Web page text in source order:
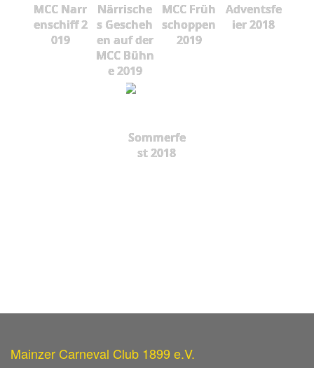
MCC Narr
enschiff 2
019
Närrische
s Gescheh
en auf der
MCC Bühn
e 2019
MCC Früh
schoppen
2019
Adventsfe
ier 2018
Sommerfe
st 2018
Mainzer Carneval Club 1899 e.V.